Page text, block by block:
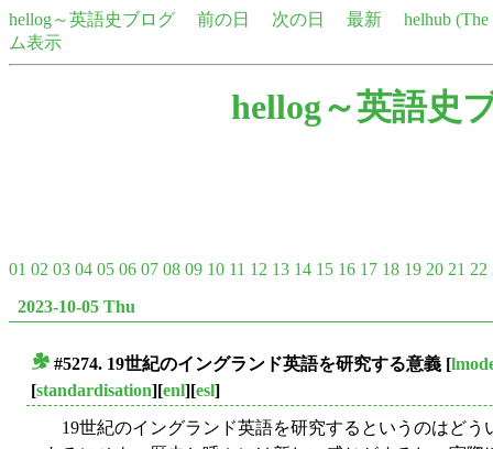
hellog～英語史ブログ 前の日 次の日 最新
helhub
ム表示
hellog～英語史
01 02 03 04 05 06 07 08 09 10 11 12 13 14 15 16 17 18 19 20 21 22
2023-10-05 Thu
#5274. 19世紀のイングランド英語を研究する意義 [
[standardisation][enl][esl]
19世紀のイングランド英語を研究するというのはどう